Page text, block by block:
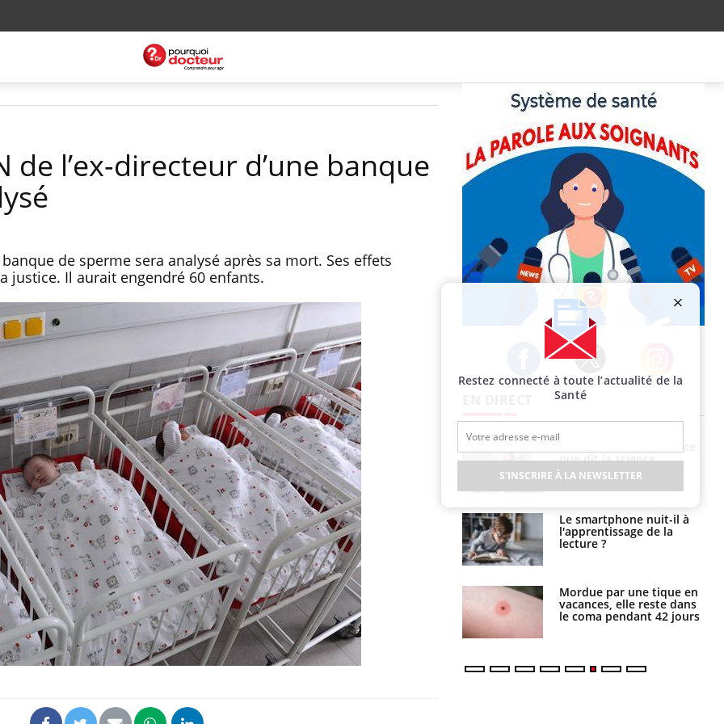
de l’ex-directeur d’une banque
de sperme sera analysé après sa mort. Ses effets
justice. Il aurait engendré 60 enfants.
Facebook Twitter Instagram
La sieste empêche-t-elle
de dormir la nuit ?
VIH : la fin du comprimé
tous les jours se profile-t-
elle enfin ?
Pourquoi votre ventre
gâche-t-il les premiers
jours de vos vacances ?
Fortes chaleurs :
pourquoi le risque de
noyade grimpe-t-il ?
Le Viagra pourrait-il
freiner la propagation du
cancer ?
Pourquoi manger moins
de protéines pourrait
finalement être bénéfique
que dit la science
Le smartphone nuit-il à
l'apprentissage de la
lecture ?
Mordue par une tique en
vacances, elle reste dans
le coma pendant 42 jours
Restez connecté à toute l’actualité de la
Santé
S'INSCRIRE À LA NEWSLETTER